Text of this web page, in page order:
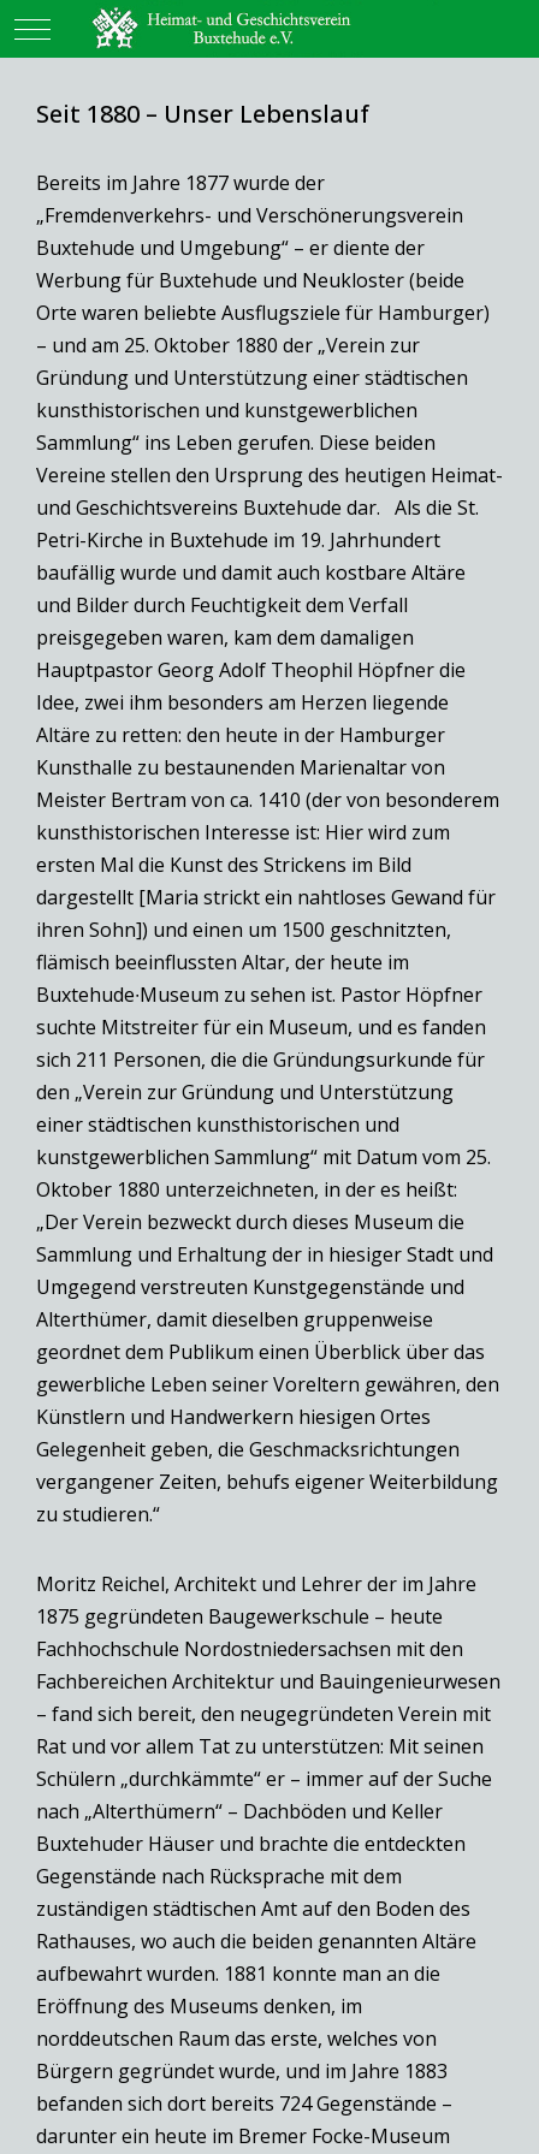
Mobile Menu Toggle
Seit 1880 – Unser Lebenslauf
Bereits im Jahre 1877 wurde der
„Fremdenverkehrs- und Verschönerungsverein
Buxtehude und Umgebung“ – er diente der
Werbung für Buxtehude und Neukloster (beide
Orte waren beliebte Ausflugsziele für Hamburger)
– und am 25. Oktober 1880 der „Verein zur
Gründung und Unterstützung einer städtischen
kunsthistorischen und kunstgewerblichen
Sammlung“ ins Leben gerufen. Diese beiden
Vereine stellen den Ursprung des heutigen Heimat-
und Geschichtsvereins Buxtehude dar. Als die St.
Petri-Kirche in Buxtehude im 19. Jahrhundert
baufällig wurde und damit auch kostbare Altäre
und Bilder durch Feuchtigkeit dem Verfall
preisgegeben waren, kam dem damaligen
Hauptpastor Georg Adolf Theophil Höpfner die
Idee, zwei ihm besonders am Herzen liegende
Altäre zu retten: den heute in der Hamburger
Kunsthalle zu bestaunenden Marienaltar von
Meister Bertram von ca. 1410 (der von besonderem
kunsthistorischen Interesse ist: Hier wird zum
ersten Mal die Kunst des Strickens im Bild
dargestellt [Maria strickt ein nahtloses Gewand für
ihren Sohn]) und einen um 1500 geschnitzten,
flämisch beeinflussten Altar, der heute im
Buxtehude∙Museum zu sehen ist. Pastor Höpfner
suchte Mitstreiter für ein Museum, und es fanden
sich 211 Personen, die die Gründungsurkunde für
den „Verein zur Gründung und Unterstützung
einer städtischen kunsthistorischen und
kunstgewerblichen Sammlung“ mit Datum vom 25.
Oktober 1880 unterzeichneten, in der es heißt:
„Der Verein bezweckt durch dieses Museum die
Sammlung und Erhaltung der in hiesiger Stadt und
Umgegend verstreuten Kunstgegenstände und
Alterthümer, damit dieselben gruppenweise
geordnet dem Publikum einen Überblick über das
gewerbliche Leben seiner Voreltern gewähren, den
Künstlern und Handwerkern hiesigen Ortes
Gelegenheit geben, die Geschmacksrichtungen
vergangener Zeiten, behufs eigener Weiterbildung
zu studieren.“
Moritz Reichel, Architekt und Lehrer der im Jahre
1875 gegründeten Baugewerkschule – heute
Fachhochschule Nordostniedersachsen mit den
Fachbereichen Architektur und Bauingenieurwesen
– fand sich bereit, den neugegründeten Verein mit
Rat und vor allem Tat zu unterstützen: Mit seinen
Schülern „durchkämmte“ er – immer auf der Suche
nach „Alterthümern“ – Dachböden und Keller
Buxtehuder Häuser und brachte die entdeckten
Gegenstände nach Rücksprache mit dem
zuständigen städtischen Amt auf den Boden des
Rathauses, wo auch die beiden genannten Altäre
aufbewahrt wurden. 1881 konnte man an die
Eröffnung des Museums denken, im
norddeutschen Raum das erste, welches von
Bürgern gegründet wurde, und im Jahre 1883
befanden sich dort bereits 724 Gegenstände –
darunter ein heute im Bremer Focke-Museum